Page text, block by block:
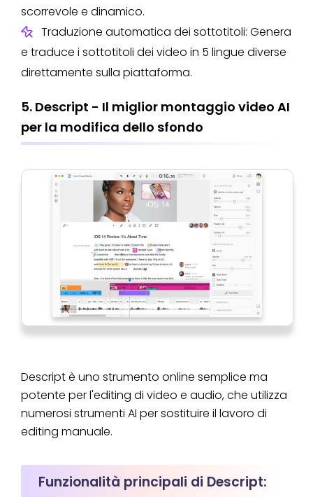
scorrevole e dinamico.
Traduzione automatica dei sottotitoli: Genera
e traduce i sottotitoli dei video in 5 lingue diverse
direttamente sulla piattaforma.
5. Descript - Il miglior montaggio video AI
per la modifica dello sfondo
Descript è uno strumento online semplice ma
potente per l'editing di video e audio, che utilizza
numerosi strumenti AI per sostituire il lavoro di
editing manuale.
Funzionalità principali di Descript: